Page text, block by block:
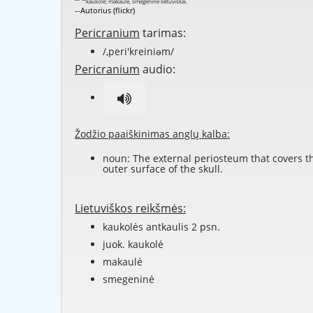
--Autorius (flickr)
Pericranium tarimas:
/,peri'kreiniəm/
Pericranium audio:
Žodžio paaiškinimas anglų kalba:
noun: The external periosteum that covers
outer surface of the skull.
Lietuviškos reikšmės:
kaukolės antkaulis 2 psn.
juok. kaukolė
makaulė
smegeninė